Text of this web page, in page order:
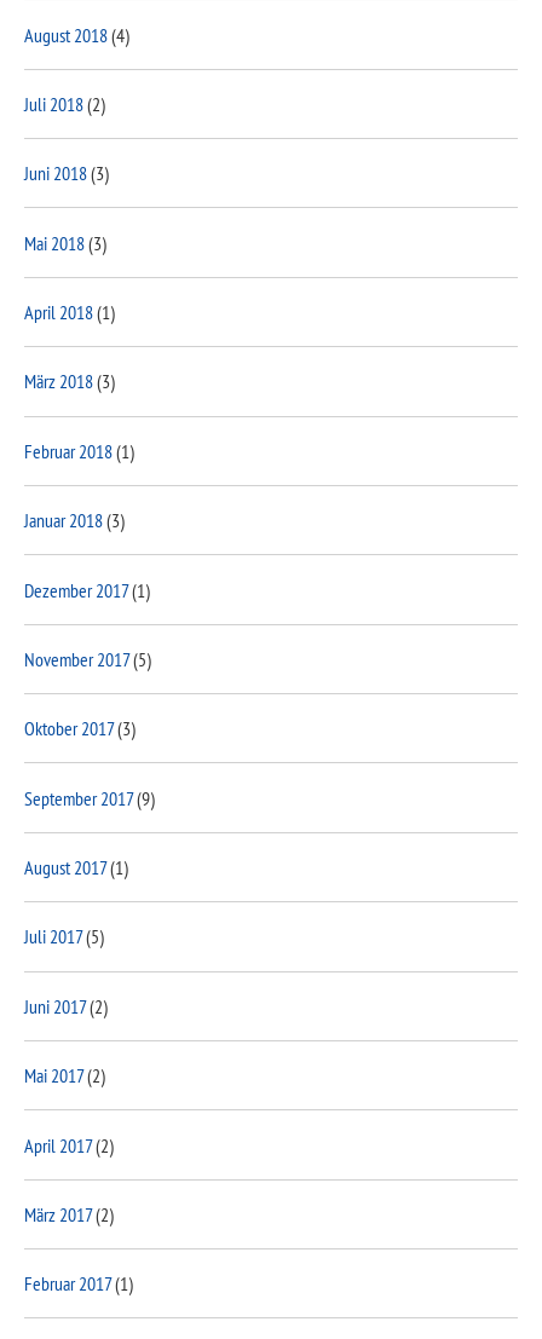
August 2018(4)
Juli 2018(2)
Juni 2018(3)
Mai 2018(3)
April 2018(1)
März 2018(3)
Februar 2018(1)
Januar 2018(3)
Dezember 2017(1)
November 2017(5)
Oktober 2017(3)
September 2017(9)
August 2017(1)
Juli 2017(5)
Juni 2017(2)
Mai 2017(2)
April 2017(2)
März 2017(2)
Februar 2017(1)